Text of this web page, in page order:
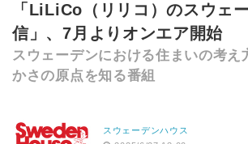
「LiLiCo（リリコ）のスウェ
信」、7月よりオンエア開始
スウェーデンにおける住まいの考え
かさの原点を知る番組
スウェーデンハウス